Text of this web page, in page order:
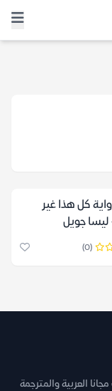
كل هذا غير
جويل
(0)
العربية والمترجمة